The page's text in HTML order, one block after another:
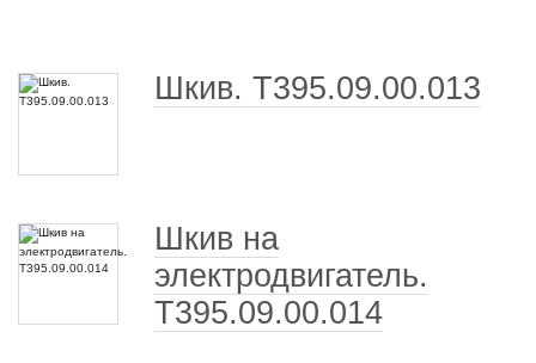
Шкив. Т395.09.00.013
Шкив на
электродвигатель.
Т395.09.00.014